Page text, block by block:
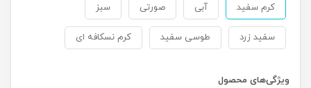
کرم سفید آبی صورتی سبز
سفید زرد طوسی سفید کرم نسکافه ای
ویژگی‌های محصول